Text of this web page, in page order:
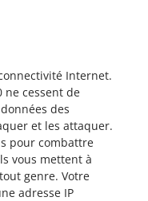
Internet.
ne cessent de
des
et les attaquer.
pour combattre
vous mettent à
genre. Votre
adresse IP